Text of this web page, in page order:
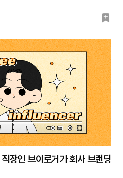
북
크
장인 브이로거가 회사 브랜딩